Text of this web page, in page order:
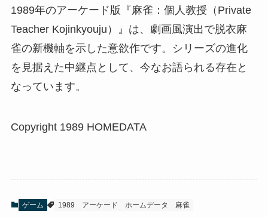
1989年のアーケード版『麻雀：個人教授（Private
Teacher Kojinkyouju）』は、劇画風演出で脱衣麻
雀の新機軸を示した意欲作です。シリーズの進化
を見据えた中継点として、今なお語られる存在と
なっています。
Copyright 1989 HOMEDATA
ゲーム 1989 アーケード ホームデータ 麻雀